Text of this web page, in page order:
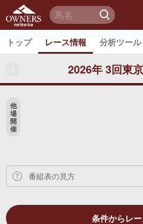
netkeiba
オーナー
ズ
トップ レース情報 分析ツール
2026年 3回東京
他
場
開
催
番組表の見方
条件からレ